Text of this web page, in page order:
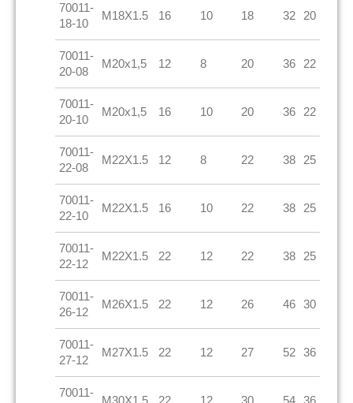
70011-
18-10
M18X1.5 16 10 18 32 20
70011-
20-08
M20x1,5 12 8 20 36 22
70011-
20-10
M20x1,5 16 10 20 36 22
70011-
22-08
M22X1.5 12 8 22 38 25
70011-
22-10
M22X1.5 16 10 22 38 25
70011-
22-12
M22X1.5 22 12 22 38 25
70011-
26-12
M26X1.5 22 12 26 46 30
70011-
27-12
M27X1.5 22 12 27 52 36
70011-